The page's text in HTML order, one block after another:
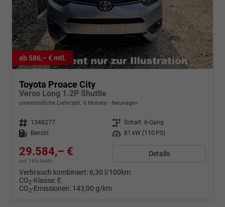
ab 586,– € mtl.
Toyota Proace City
Verso Long 1.2P Shuttle
unverbindliche Lieferzeit: 6 Monate Neuwagen
Fahrzeugnr. 1348277 Getriebe Schalt. 6-Gang
Kraftstoff
Benzin Leistung 81 kW (110 PS)
29.584,– €
incl. 19% MwSt.
Details
Verbrauch kombiniert: 6,30 l/100km
CO2-Klasse: E
CO2-Emissionen: 143,00 g/km